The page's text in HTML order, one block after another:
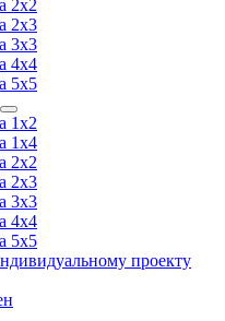
2x2
2х3
3x3
4x4
5x5
1x2
1x4
2x2
2x3
3x3
4x4
5x5
проекту